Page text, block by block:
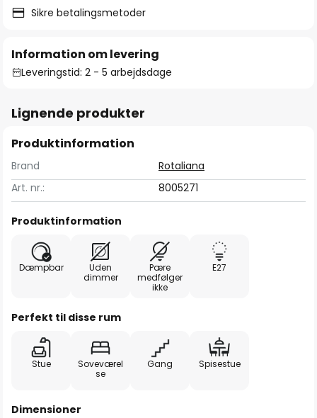
Sikre betalingsmetoder
Information om levering
Leveringstid: 2 - 5 arbejdsdage
Lignende produkter
Produktinformation
Brand
Rotaliana
Art. nr.:
8005271
Produktinformation
Dæmpbar
Uden
dimmer
Pære
medfølger
ikke
E27
Perfekt til disse rum
Stue
Soveværel
se
Gang Spisestue
Dimensioner